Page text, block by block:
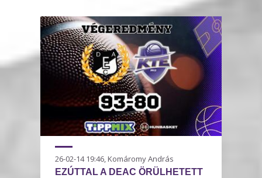
26-02-14 19:46, Komáromy András
EZÚTTAL A DEAC ÖRÜLHETETT